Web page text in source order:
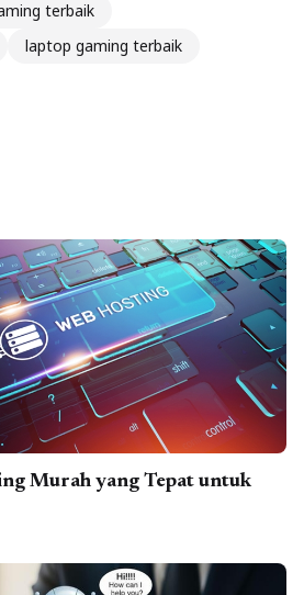
terbaik
laptop gaming terbaik
Murah yang Tepat untuk